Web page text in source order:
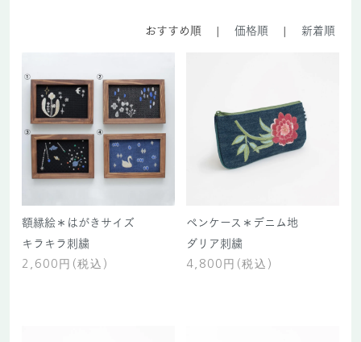
おすすめ順 | 価格順 | 新着順
額縁絵＊はがきサイズ
キラキラ刺繍
2,600円(税込)
ペンケース＊デニム地
ダリア刺繍
4,800円(税込)